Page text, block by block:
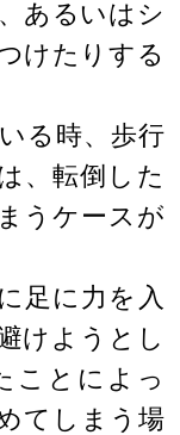
あるいはシ
けたりする
る時、歩行
、転倒した
うケースが
足に力を入
けようとし
ことによっ
てしまう場